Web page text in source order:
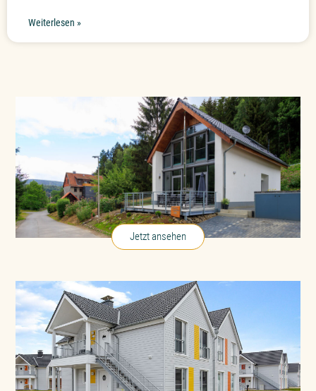
Weiterlesen »
Ferienhaus Lautenblick
in Lautenthal, Harz
Jetzt ansehen
Haus Seepferdchen
in Olpenitz an der Ostsee